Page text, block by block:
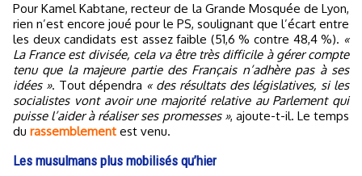
Pour Kamel Kabtane, recteur de la Grande Mosquée de Lyon,
rien n’est encore joué pour le PS, soulignant que l’écart entre
les deux candidats est assez faible (51,6 % contre 48,4 %). «
La France est divisée, cela va être très difficile à gérer compte
tenu que la majeure partie des Français n’adhère pas à ses
idées ». Tout dépendra « des résultats des législatives, si les
socialistes vont avoir une majorité relative au Parlement qui
puisse l’aider à réaliser ses promesses », ajoute-t-il. Le temps
du rassemblement est venu.
Les musulmans plus mobilisés qu’hier